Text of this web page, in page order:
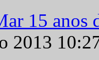
15 anos
2013